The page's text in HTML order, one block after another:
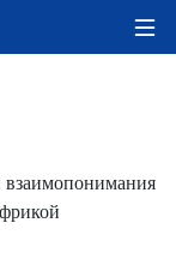
взаимопонимания